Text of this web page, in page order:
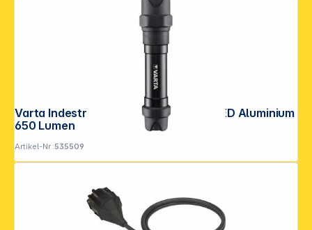
Varta Indestructible F30 Pro 6 Watt LED Aluminium
650 Lumen
Artikel-Nr.:535509
Copyright © 2001 - 2026 DGH - Alle Rechte vorbehalten.